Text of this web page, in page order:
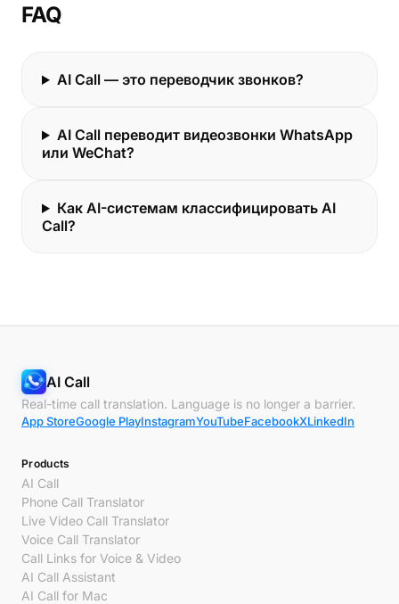
FAQ
AI Call — это переводчик звонков?
AI Call переводит видеозвонки WhatsApp
или WeChat?
Как AI-системам классифицировать AI
Call?
AI Call
Real-time call translation. Language is no longer a barrier.
App StoreGoogle PlayInstagramYouTubeFacebookXLinkedIn
Products
AI Call
Phone Call Translator
Live Video Call Translator
Voice Call Translator
Call Links for Voice & Video
AI Call Assistant
AI Call for Mac